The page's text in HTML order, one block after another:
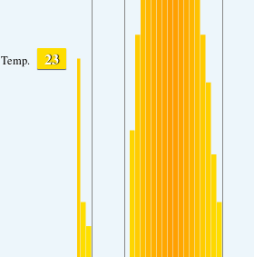
Temp. 23